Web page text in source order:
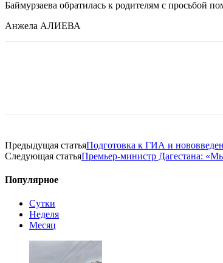
Баймурзаева обратилась к родителям с просьбой
Анжела АЛИЕВА
Предыдущая статьяПодготовка к ГИА и
Следующая статьяПремьер-министр Дагестана:
Популярное
Сутки
Неделя
Месяц